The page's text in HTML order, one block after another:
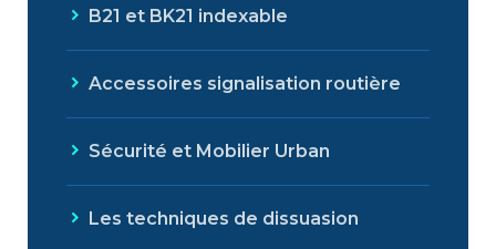
B21 et BK21 indexable
Accessoires signalisation routière
Sécurité et Mobilier Urban
Les techniques de dissuasion